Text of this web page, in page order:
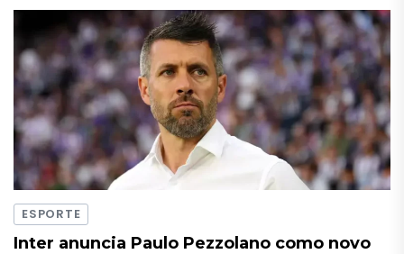
ESPORTE
Inter anuncia Paulo Pezzolano como novo